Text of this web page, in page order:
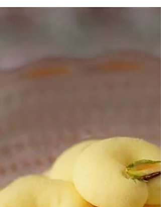
のレシピ
いかにも栄養満点のようで、旬の夏には特
モリモリ食べたい野菜です。 エジプトでは
モロヘイヤは細かく刻んでチキンなどで取